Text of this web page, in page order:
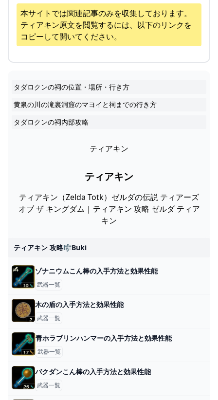
本サイトでは関連記事のみを収集しております。
ティアキン原文を閲覧するには、以下のリンクを
コピーして開いてください。
タダロクンの祠の位置・場所・行き方
黄泉の川の滝裏洞窟のマヨイと祠までの行き方
タダロクンの祠内部攻略
ティアキン
ティアキン
ティアキン（Zelda Totk）ゼルダの伝説 ティアーズ
オブ ザ キングダム | ティアキン 攻略 ゼルダ ティア
キン
ティアキン 攻略🎼buki
ゾナニウムこん棒の入手方法と効果性能
武器一覧
木の盾の入手方法と効果性能
武器一覧
青ホラブリンハンマーの入手方法と効果性能
武器一覧
バクダンこん棒の入手方法と効果性能
武器一覧